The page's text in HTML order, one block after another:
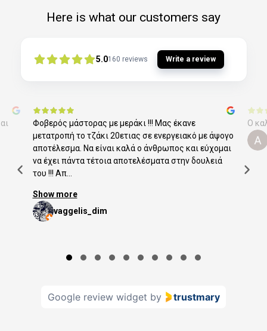
Here is what our customers say
5.0160 reviews Write a review
Φοβερός μάστορας με μεράκι !!! Μας έκανε
μετατροπή το τζάκι 20ετιας σε ενεργειακό με άψογο
αποτέλεσμα. Να είναι καλά ο άνθρωπος και εύχομαι
να έχει πάντα τέτοια αποτελέσματα στην δουλειά
του !!! Απ...
Show more
vaggelis_dim
Ο
Google review widget by trustmary